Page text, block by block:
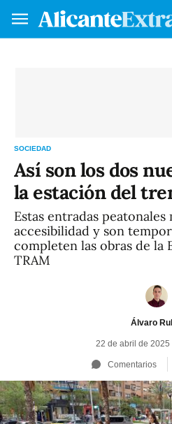
SOCIEDAD
Así son los dos
la estación del
Estas entradas peatonales
accesibilidad y son
completen las obras de la
TRAM
Álvaro
22 de abril de 2025
Comentarios